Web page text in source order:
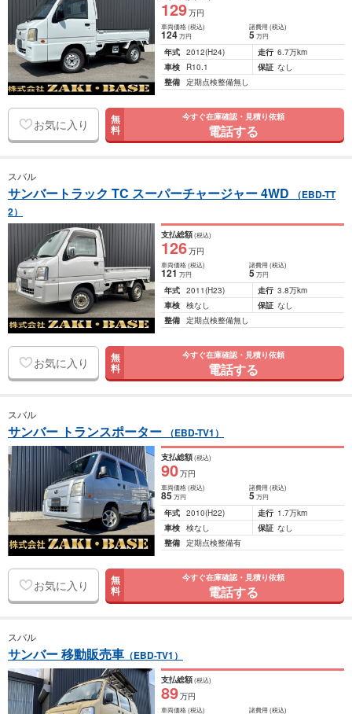
129万円
車両価格(税込)
124万円
諸費用 (税込)
5 万円
年式 2012(H24) 走行 6.7万km
車検
R10.1 保証 なし
整備 定期点検整備無し
お気に入り 無
料
今すぐ在庫確認・見積り依頼
電話する
スバル
サンバートラック TC スーパーチャージャー 4WD
（EBD-TT
2）
支払総額(税込)
126万円
車両価格(税込)
121万円
諸費用 (税込)
5 万円
年式 2011(H23) 走行 3.8万km
車検 検なし 保証 なし
整備 定期点検整備無し
お気に入り 無
料
今すぐ在庫確認・見積り依頼
電話する
スバル
サンバー トランスポーター （EBD-TV1）
支払総額(税込)
90万円
車両価格(税込)
85万円
諸費用 (税込)
5 万円
年式 2010(H22) 走行 1.7万km
車検 検なし 保証 なし
整備 定期点検整備有
お気に入り 無
料
今すぐ在庫確認・見積り依頼
電話する
スバル
サンバー 移動販売車 （EBD-TV1）
支払総額(税込)
89万円
車両価格(税込) 諸費用 (税込)